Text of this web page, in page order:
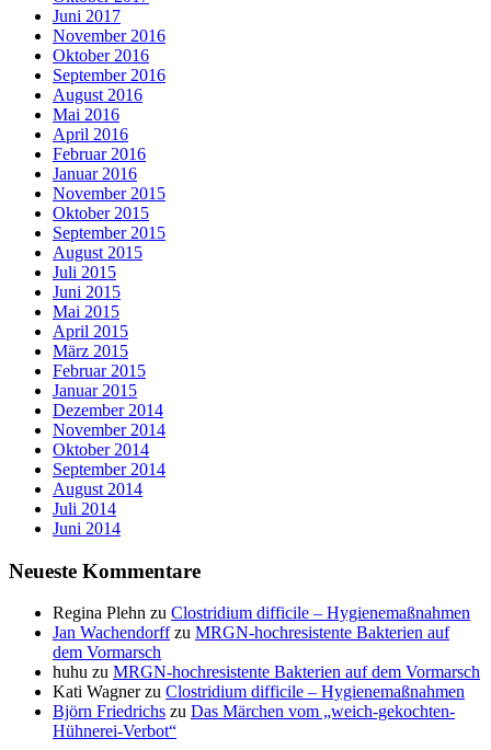
Juni 2017
November 2016
Oktober 2016
September 2016
August 2016
Mai 2016
April 2016
Februar 2016
Januar 2016
November 2015
Oktober 2015
September 2015
August 2015
Juli 2015
Juni 2015
Mai 2015
April 2015
März 2015
Februar 2015
Januar 2015
Dezember 2014
November 2014
Oktober 2014
September 2014
August 2014
Juli 2014
Juni 2014
Neueste Kommentare
Regina Plehn zu Clostridium difficile – Hygienemaßnahmen
Jan Wachendorffzu MRGN-hochresistente Bakterien auf
dem Vormarsch
huhu zu MRGN-hochresistente Bakterien auf dem Vormarsch
Kati Wagnerzu Clostridium difficile – Hygienemaßnahmen
Björn Friedrichs zu Das Märchen vom „weich-gekochten-
Hühnerei-Verbot“